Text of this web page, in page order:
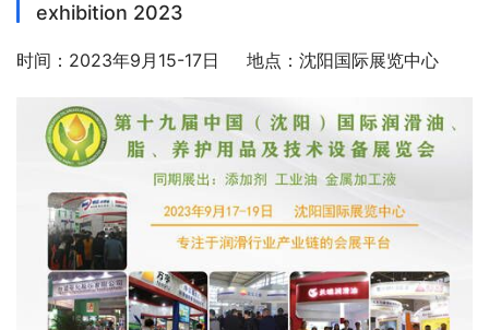
exhibition 2023
时间：2023年9月15-17日     地点：沈阳国际展览中心